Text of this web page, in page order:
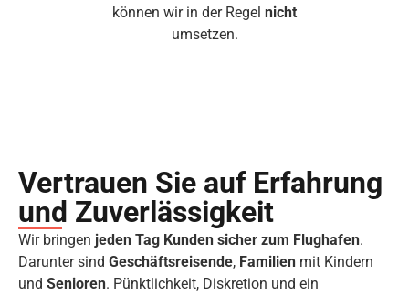
können wir in der Regel nicht
umsetzen.
Vertrauen Sie auf Erfahrung
und Zuverlässigkeit
Wir bringen jeden Tag Kunden sicher zum Flughafen.
Darunter sind Geschäftsreisende, Familien mit Kindern
und Senioren. Pünktlichkeit, Diskretion und ein